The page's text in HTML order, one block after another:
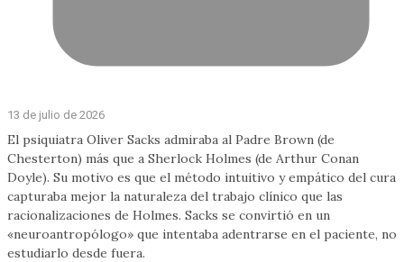
13 de julio de 2026
El psiquiatra Oliver Sacks admiraba al Padre Brown (de
Chesterton) más que a Sherlock Holmes (de Arthur Conan
Doyle). Su motivo es que el método intuitivo y empático del cura
capturaba mejor la naturaleza del trabajo clínico que las
racionalizaciones de Holmes. Sacks se convirtió en un
«neuroantropólogo» que intentaba adentrarse en el paciente, no
estudiarlo desde fuera.